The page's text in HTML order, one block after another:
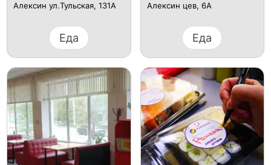
Алексин ул.Тульская, 131А
Еда
Алексин цев, 6А
Еда